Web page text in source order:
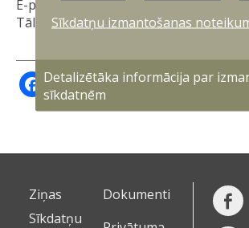
E-pasts:prese@mil.lv
Tālrunis: 25710446
Facebook
X Draugiem
LinkedIn
Ziņas
Dokumenti
Sīkdatņu
Sīkdatņu izmantošanas
Detalizētāka informācija par
sīkdatnēm